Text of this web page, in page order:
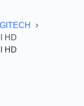
HD
HD